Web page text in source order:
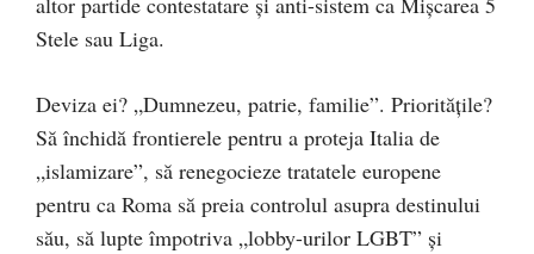
Stele sau Liga.
Deviza ei? „Dumnezeu, patrie, familie”. Priorităţile?
Să închidă frontierele pentru a proteja Italia de
„islamizare”, să renegocieze tratatele europene
pentru ca Roma să preia controlul asupra destinului
său, să lupte împotriva „lobby-urilor LGBT” şi